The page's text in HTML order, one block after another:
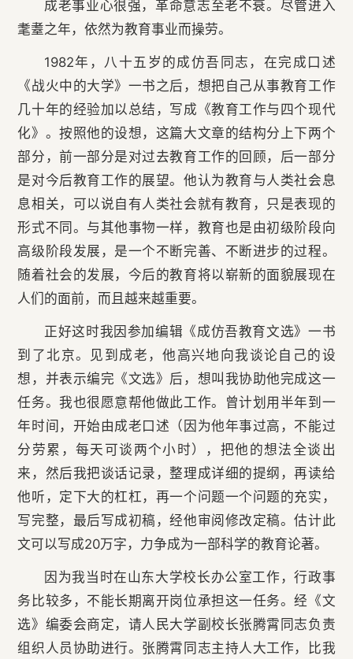
成老事业心很强，革命意志至老不衰。尽管进入
耄耋之年，依然为教育事业而操劳。
1982年，八十五岁的成仿吾同志，在完成口述
《战火中的大学》一书之后，想把自己从事教育工作
几十年的经验加以总结，写成《教育工作与四个现代
化》。按照他的设想，这篇大文章的结构分上下两个
部分，前一部分是对过去教育工作的回顾，后一部分
是对今后教育工作的展望。他认为教育与人类社会息
息相关，可以说自有人类社会就有教育，只是表现的
形式不同。与其他事物一样，教育也是由初级阶段向
高级阶段发展，是一个不断完善、不断进步的过程。
随着社会的发展，今后的教育将以崭新的面貌展现在
人们的面前，而且越来越重要。
正好这时我因参加编辑《成仿吾教育文选》一书
到了北京。见到成老，他高兴地向我谈论自己的设
想，并表示编完《文选》后，想叫我协助他完成这一
任务。我也很愿意帮他做此工作。曾计划用半年到一
年时间，开始由成老口述（因为他年事过高，不能过
分劳累，每天可谈两个小时），把他的想法全谈出
来，然后我把谈话记录，整理成详细的提纲，再读给
他听，定下大的杠杠，再一个问题一个问题的充实，
写完整，最后写成初稿，经他审阅修改定稿。估计此
文可以写成20万字，力争成为一部科学的教育论著。
因为我当时在山东大学校长办公室工作，行政事
务比较多，不能长期离开岗位承担这一任务。经《文
选》编委会商定，请人民大学副校长张腾霄同志负责
组织人员协助进行。张腾霄同志主持人大工作，比我